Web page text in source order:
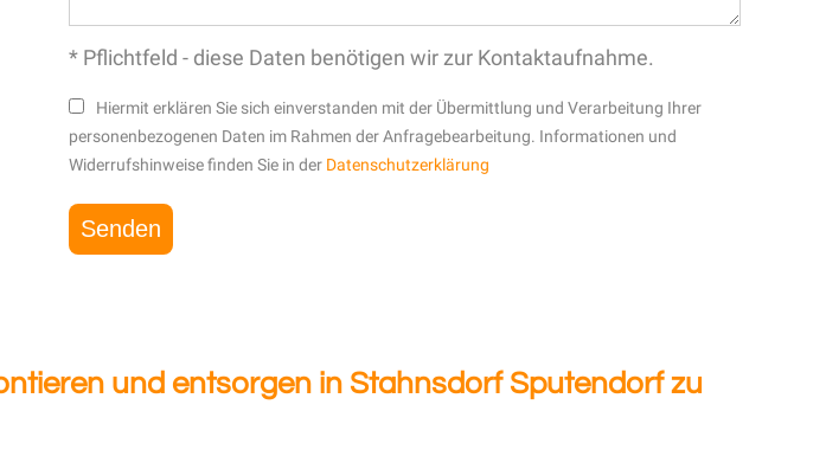
* Pflichtfeld - diese Daten benötigen wir zur Kontaktaufnahme.
Hiermit erklären Sie sich einverstanden mit der Übermittlung und Verarbeitung Ihrer
personenbezogenen Daten im Rahmen der Anfragebearbeitung. Informationen und
Widerrufshinweise finden Sie in der Datenschutzerklärung
und entsorgen in Stahnsdorf Sputendorf zu